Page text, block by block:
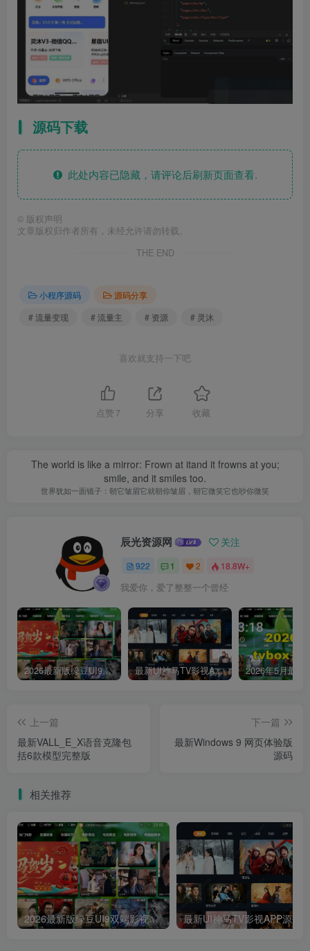
源码下载
此处内容已隐藏，请评论后刷新页面查看.
© 版权声明
文章版权归作者所有，未经允许请勿转载。
THE END
小程序源码
源码分享
# 流量变现
# 流量主 # 资源 # 灵沐
喜欢就支持一下吧
点赞 7 分享 收藏
The world is like a mirror: Frown at itand it frowns at you;
smile, and it smiles too.
世界犹如一面镜子：朝它皱眉它就朝你皱眉，朝它微笑它也吵你微笑
辰光资源网 关注
922 1 2 18.8W+
我爱你，爱了整整一个曾经
2026最新版绿豆UI9双端影视APP源码 最新UI神马TV影视APP源码 乐檬影视苹果CMS后台 包含前后端源码
上一篇
最新VALL_E_X语音克隆包
括6款模型完整版
下一篇
最新Windows 9 网页体验版
源码
相关推荐
2026最新版绿豆UI9双端影视APP源码